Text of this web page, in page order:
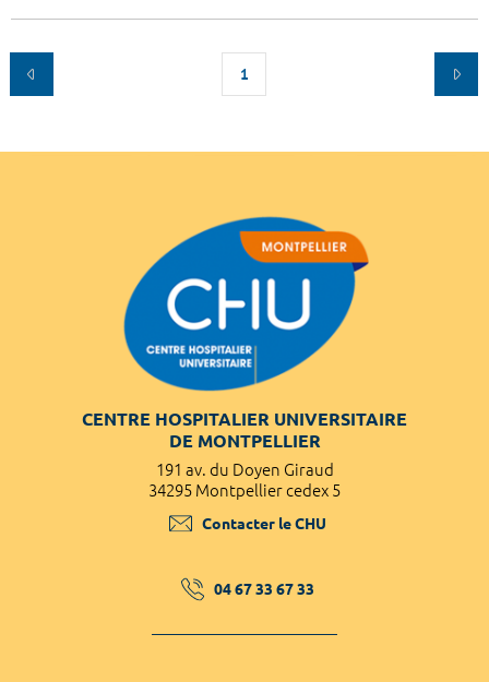
1
CENTRE HOSPITALIER UNIVERSITAIRE
DE MONTPELLIER
191 av. du Doyen Giraud
34295 Montpellier cedex 5
Contacter le CHU
04 67 33 67 33